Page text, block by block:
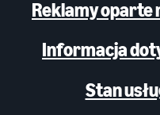
Reklamy oparte
Informacja
Stan